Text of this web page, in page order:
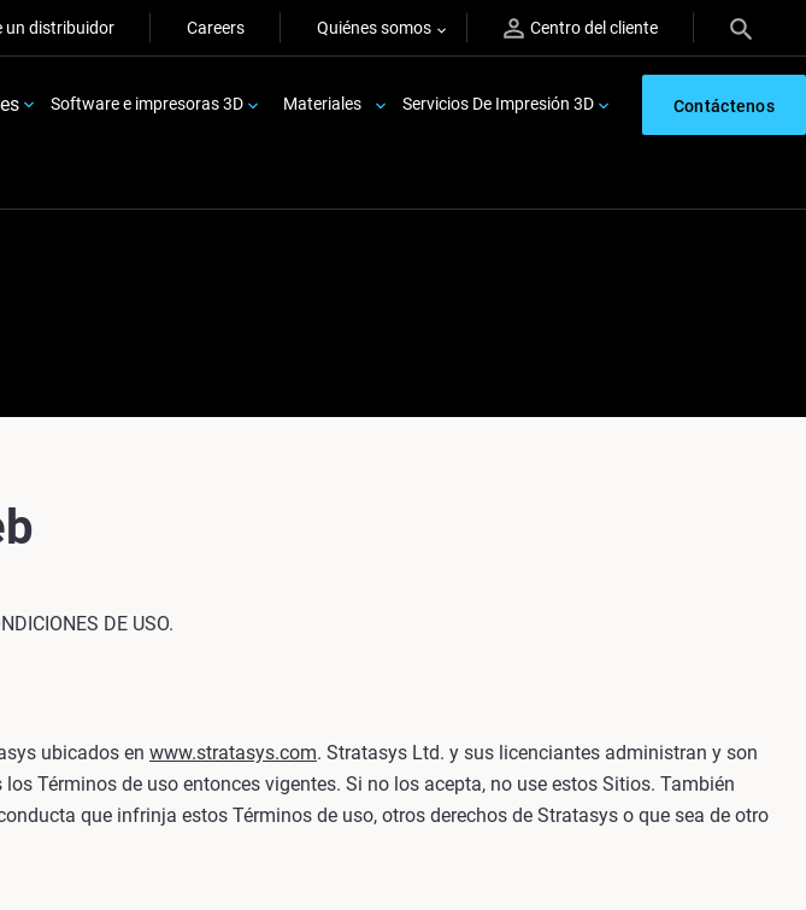
un distribuidor Careers Quiénes somos Centro del cliente
Software e impresoras 3D Materiales Servicios De Impresión 3D Contáctenos
DE USO.
ubicados en www.stratasys.com. Stratasys Ltd. y sus licenciantes administran y son
Términos de uso entonces vigentes. Si no los acepta, no use estos Sitios. También
que infrinja estos Términos de uso, otros derechos de Stratasys o que sea de otro